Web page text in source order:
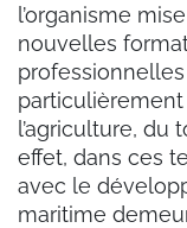
l’organisme
nouvelles
l’agriculture, du
effet, dans ces
avec le
maritime